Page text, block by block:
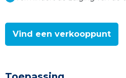
Vind een verkooppunt